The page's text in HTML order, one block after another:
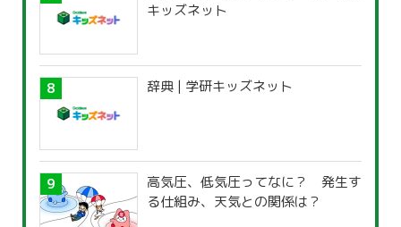
キッズネット
辞典 | 学研キッズネット
高気圧、低気圧ってなに？ 発生す
る仕組み、天気との関係は？